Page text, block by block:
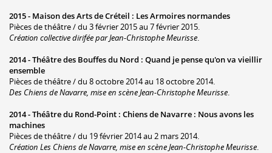
2015 - Maison des Arts de Créteil : Les Armoires normandes
Pièces de théâtre / du 3 février 2015 au 7 février 2015.
Création collective dirifée par Jean-Christophe Meurisse.
2014 -Théâtre des Bouffes du Nord : Quand je pense qu'on va vieillir
ensemble
Pièces de théâtre / du 8 octobre 2014 au 18 octobre 2014.
Des Chiens de Navarre, mise en scène Jean-Christophe Meurisse.
2014 -Théâtre du Rond-Point : Chiens de Navarre : Nous avons les
machines
Pièces de théâtre / du 19 février 2014 au 2 mars 2014.
Création Les Chiens de Navarre, mise en scène Jean-Christophe Meurisse.